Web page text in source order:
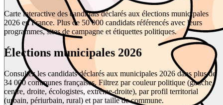
Carte interactive des candidats déclarés aux élections municipales
2026 en France. Plus de 50 000 candidats référencés avec leurs
programmes, sites de campagne et étiquettes politiques.
Élections municipales 2026
Consultez les candidats déclarés aux municipales 2026 dans plus de
34 000 communes françaises. Filtrez par couleur politique (gauche,
centre, droite, écologistes, extrême-droite), par profil territorial
(urbain, périurbain, rural) et par taille de commune.